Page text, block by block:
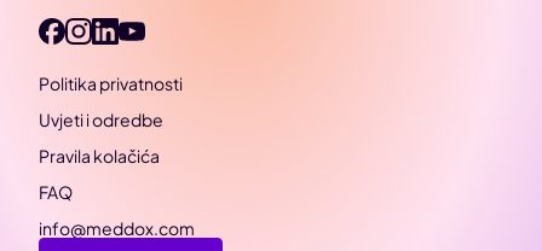
Politika privatnosti
Uvjeti i odredbe
Pravila kolačića
FAQ
info@meddox.com